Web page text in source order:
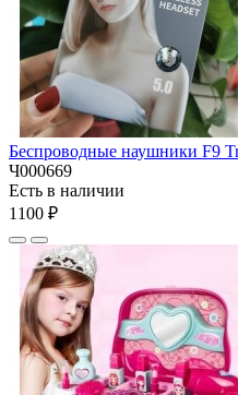
Беспроводные наушники F9
Ч000669
Есть в наличии
1100 ₽